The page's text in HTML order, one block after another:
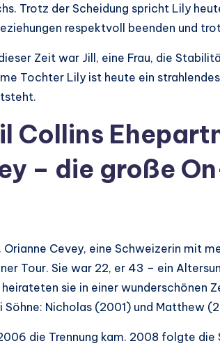
Trotz der Scheidung spricht Lily
respektvoll beenden und
Zeit war Jill, eine Frau, die
Tochter Lily ist heute ein
Collins
– die große
Cevey, eine Schweizerin mit
Tour. Sie war 22, er 43 – ein
sie in einer wunderschönen
Söhne: Nicholas (2001) und Matthew
die Trennung kam. 2008 folgte die